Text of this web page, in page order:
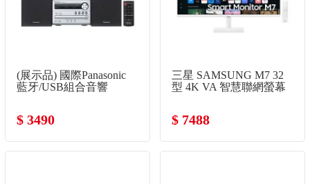
(展示品) 國際Panasonic
藍牙/USB組合音響
$ 3490
三星 SAMSUNG M7 32
型 4K VA 智慧聯網螢幕
$ 7488